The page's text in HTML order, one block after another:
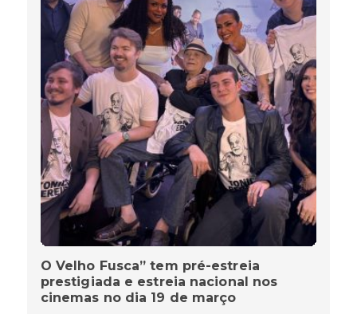
O Velho Fusca” tem pré-estreia
prestigiada e estreia nacional nos
cinemas no dia 19 de março